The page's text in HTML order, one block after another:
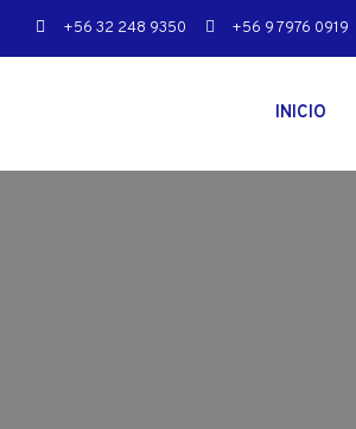
+56 32 248 9350 +56 9 7976 0919
INICIO